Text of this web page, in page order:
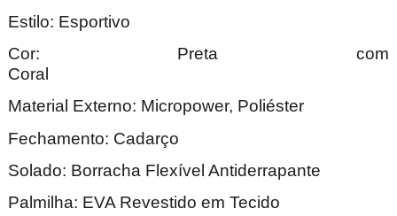
Estilo: Esportivo
Cor: Preta com
Material Externo: Micropower, Poliéster
Fechamento: Cadarço
Solado: Borracha Flexível Antiderrapante
Palmilha: EVA Revestido em Tecido